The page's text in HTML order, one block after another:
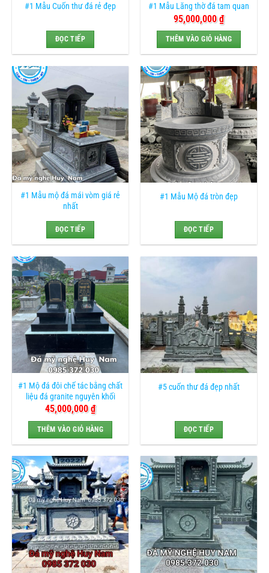
#1 Mẫu Cuốn thư đá rẻ đẹp
ĐỌC TIẾP
#1 Mẫu Lăng thờ đá tam quan
95,000,000₫
THÊM VÀO GIỎ HÀNG
#1 Mẫu mộ đá mái vòm giá rẻ
nhất
ĐỌC TIẾP
#1 Mẫu Mộ đá tròn đẹp
ĐỌC TIẾP
#1 Mộ đá đôi chế tác bằng chất
liệu đá granite nguyên khối
45,000,000₫
THÊM VÀO GIỎ HÀNG
#5 cuốn thư đá đẹp nhất
ĐỌC TIẾP